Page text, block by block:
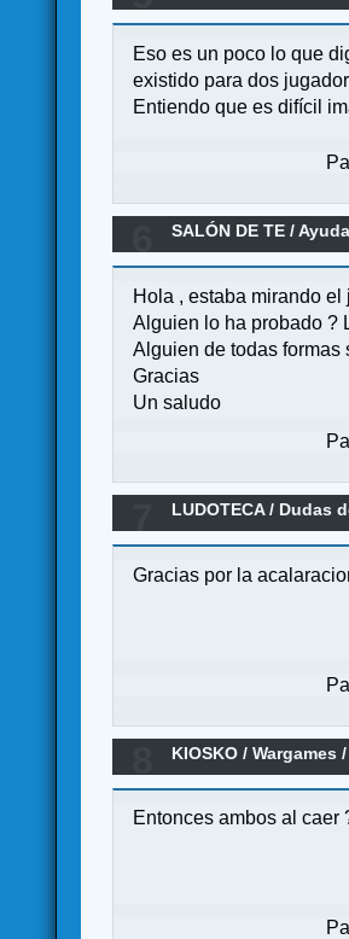
Eso es un poco lo que
existido para dos
Entiendo que es difícil
SALÓN DE TE /
Hola , estaba mirando
Alguien lo ha probado ?
Alguien de todas formas
Gracias
Un saludo
LUDOTECA/ Dudas
Gracias por la
KIOSKO /Wargames /
Entonces ambos al caer